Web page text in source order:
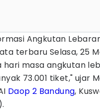
Angkutan
terbaru Selasa, 25
hari masa angkutan
73.001 tiket," ujar
Daop 2 Bandung,